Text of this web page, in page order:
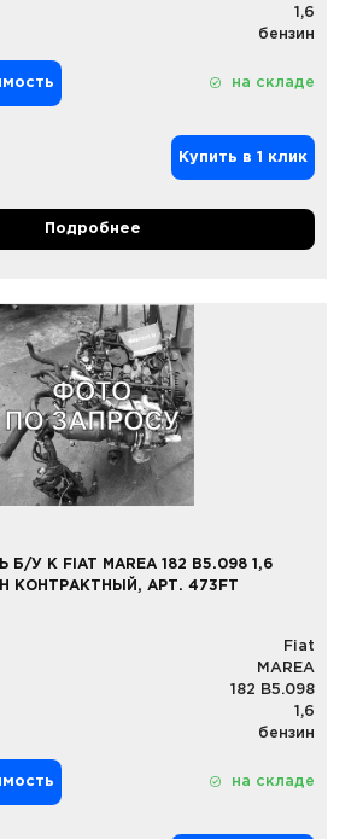
1,6
бензин
на складе
Купить в 1 клик
Подробнее
Б/У К FIAT MAREA 182 B5.098 1,6
КОНТРАКТНЫЙ, АРТ. 473FT
Fiat
MAREA
182 B5.098
1,6
бензин
на складе